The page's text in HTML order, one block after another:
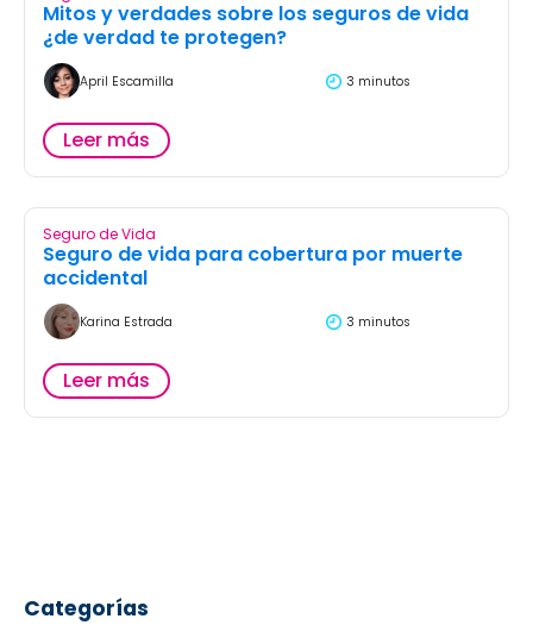
Mitos y verdades sobre los seguros de vida
¿de verdad te protegen?
April Escamilla 3 minutos
Leer más
Seguro de Vida
Seguro de vida para cobertura por muerte
accidental
Karina Estrada 3 minutos
Leer más
Categorías